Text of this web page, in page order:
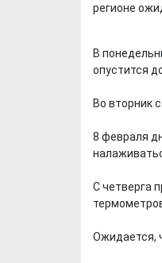
регионе
В
опустится
Во вторник
8 февраля
С четверга
Ожидается,